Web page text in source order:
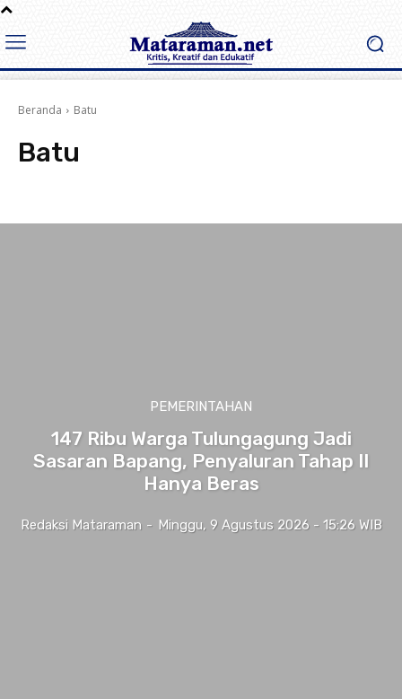
Beranda Batu
Batu
PEMERINTAHAN
147 Ribu Warga Tulungagung Jadi
Sasaran Bapang, Penyaluran Tahap II
Hanya Beras
Redaksi Mataraman - Minggu, 9 Agustus 2026 - 15:26 WIB